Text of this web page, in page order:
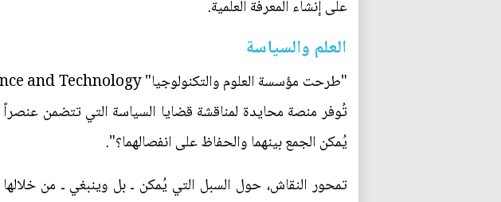
على إنشاء المعرفة العلمية.
العلم والسياسة
تُوفر منصة محايدة لمناقشة قضايا السياسة التي تتضمن عنصراً
يُمكن الجمع بينهما والحفاظ على انفصالهما؟".
تمحور النقاش، حول السبل التي يُمكن ـ بل وينبغي ـ من خلالها